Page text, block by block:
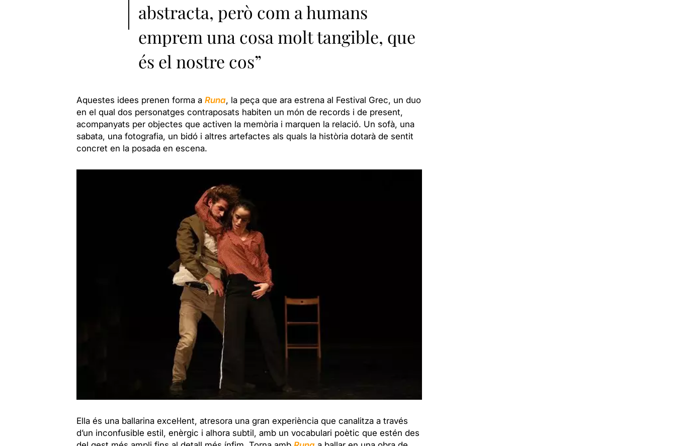
abstracta, però com a humans
emprem una cosa molt tangible, que
és el nostre cos”
Aquestes idees prenen forma a Runa, la peça que ara estrena al Festival Grec, un duo
en el qual dos personatges contraposats habiten un món de records i de present,
acompanyats per objectes que activen la memòria i marquen la relació. Un sofà, una
sabata, una fotografia, un bidó i altres artefactes als quals la història dotarà de sentit
concret en la posada en escena.
Ella és una ballarina excel·lent, atresora una gran experiència que canalitza a través
d’un inconfusible estil, enèrgic i alhora subtil, amb un vocabulari poètic que estén des